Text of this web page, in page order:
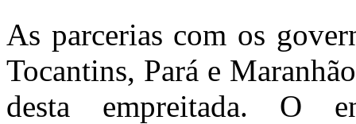
As parcerias com os
Tocantins, Pará e
desta empreitada. O